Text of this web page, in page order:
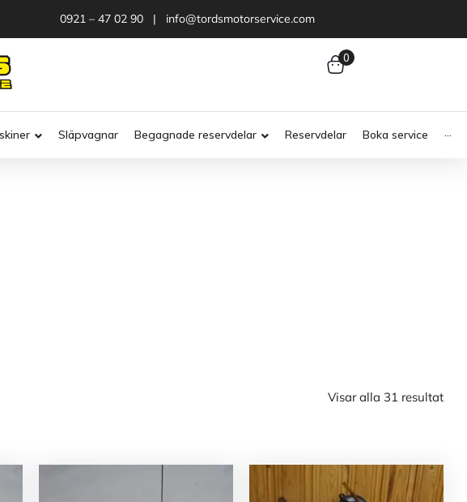
0921 – 47 02 90 | info@tordsmotorservice.com
0
Släpvagnar Begagnade reservdelar Reservdelar Boka service ···
Visar alla 31 resultat